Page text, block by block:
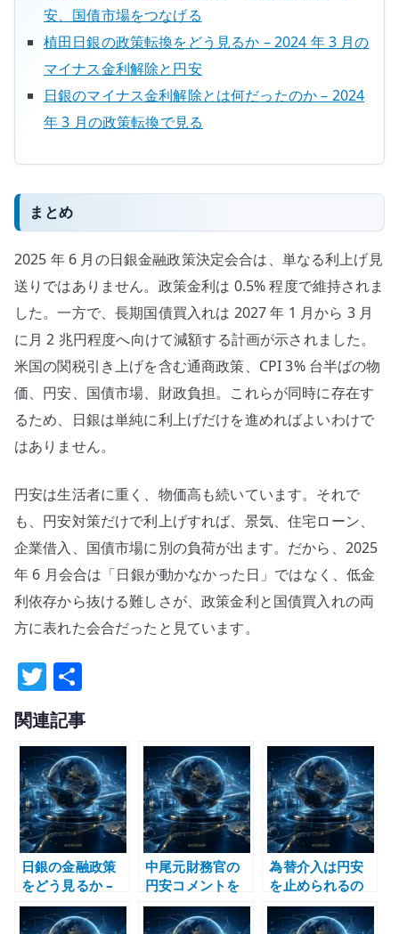
安、国債市場をつなげる
植田日銀の政策転換をどう見るか – 2024 年 3 月の
マイナス金利解除と円安
日銀のマイナス金利解除とは何だったのか – 2024
年 3 月の政策転換で見る
まとめ
2025 年 6 月の日銀金融政策決定会合は、単なる利上げ見
送りではありません。政策金利は 0.5% 程度で維持されま
した。一方で、長期国債買入れは 2027 年 1 月から 3 月
に月 2 兆円程度へ向けて減額する計画が示されました。
米国の関税引き上げを含む通商政策、CPI 3% 台半ばの物
価、円安、国債市場、財政負担。これらが同時に存在す
るため、日銀は単純に利上げだけを進めればよいわけで
はありません。
円安は生活者に重く、物価高も続いています。それで
も、円安対策だけで利上げすれば、景気、住宅ローン、
企業借入、国債市場に別の負荷が出ます。だから、2025
年 6 月会合は「日銀が動かなかった日」ではなく、低金
利依存から抜ける難しさが、政策金利と国債買入れの両
方に表れた会合だったと見ています。
T
w
it
te
r
有
関連記事
日銀の金融政策
をどう見るか –
金利、物価、円
安、国債市場を
中尾元財務官の
円安コメントを
どう読むか – 為
替介入と異次元
為替介入は円安
を止められるの
か – 2024 年春の
ドル円 153 円台